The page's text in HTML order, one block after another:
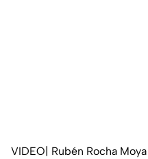
VIDEO| Rubén Rocha